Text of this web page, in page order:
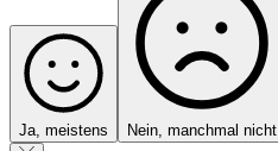
Ja, meistens Nein, manchmal nicht